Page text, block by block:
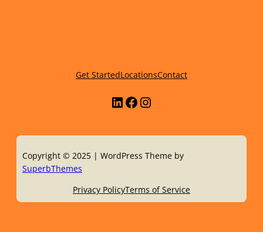
Get StartedLocationsContact
LinkedIn Facebook Instagram
Copyright © 2025 | WordPress Theme by
SuperbThemes
Privacy PolicyTerms of Service